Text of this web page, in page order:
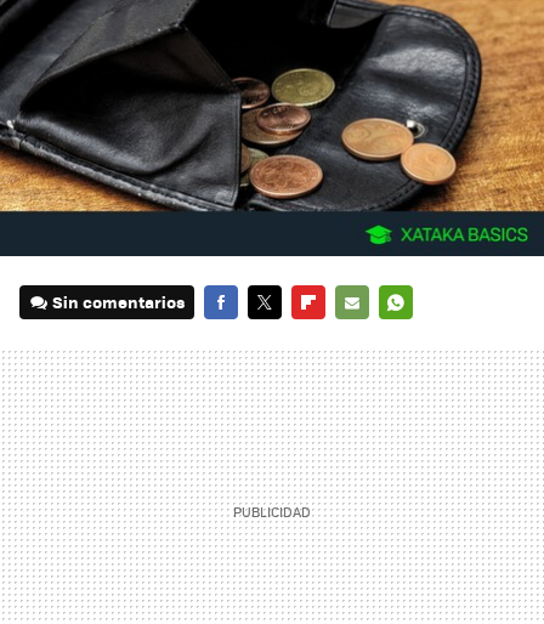
Sin comentarios
MAIL